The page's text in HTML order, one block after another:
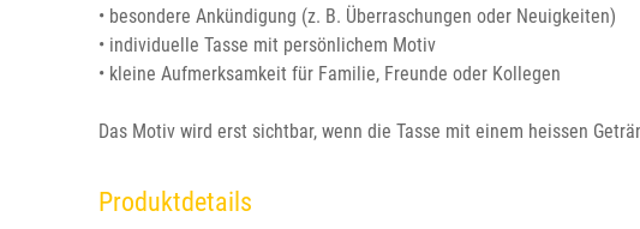
• besondere Ankündigung (z. B. Überraschungen oder Neuigkeiten)
• individuelle Tasse mit persönlichem Motiv
• kleine Aufmerksamkeit für Familie, Freunde oder Kollegen
Das Motiv wird erst sichtbar, wenn die Tasse mit einem heissen
Produktdetails